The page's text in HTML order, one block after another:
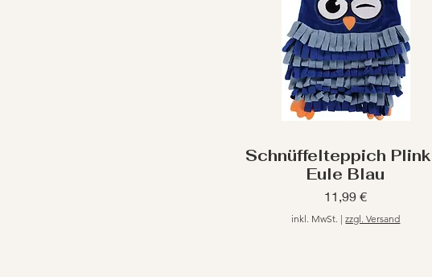
Schnüffelteppich
Eule Blau
Preis
11,99 €
inkl. MwSt. |zzgl. Versand